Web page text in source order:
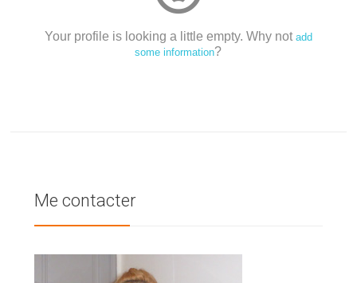
Your profile is looking a little empty. Why not add
some information?
Me contacter